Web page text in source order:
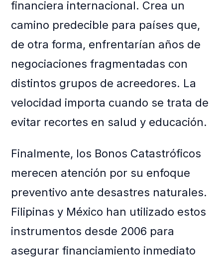
financiera internacional. Crea un
camino predecible para países que,
de otra forma, enfrentarían años de
negociaciones fragmentadas con
distintos grupos de acreedores. La
velocidad importa cuando se trata de
evitar recortes en salud y educación.
Finalmente, los Bonos Catastróficos
merecen atención por su enfoque
preventivo ante desastres naturales.
Filipinas y México han utilizado estos
instrumentos desde 2006 para
asegurar financiamiento inmediato